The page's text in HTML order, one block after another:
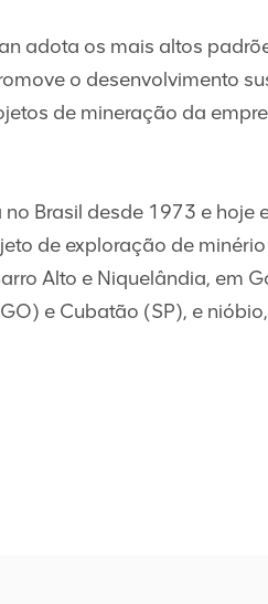
adota os mais altos
o desenvolvimento
de mineração da
Brasil desde 1973 e hoje
de exploração de
Alto e Niquelândia, em
e Cubatão (SP), e